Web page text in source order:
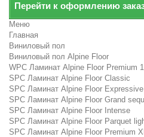
Перейти к оформлению
Меню
Главная
Виниловый пол
Виниловый пол Alpine Floor
WPC Ламинат Alpine Floor Premium
SPC Ламинат Alpine Floor Classic
SPC Ламинат Alpine Floor
SPC Ламинат Alpine Floor Grand
SPC Ламинат Alpine Floor Intense
SPC Ламинат Alpine Floor Parquet
SPC Ламинат Alpine Floor Premium